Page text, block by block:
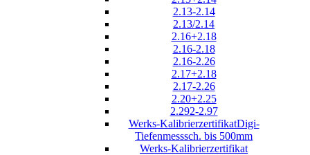
2.13-2.14
2.13/2.14
2.16+2.18
2.16-2.18
2.16-2.26
2.17+2.18
2.17-2.26
2.20+2.25
2.292-2.97
Werks-KalibrierzertifikatDigi-
Tiefenmesssch. bis 500mm
Werks-Kalibrierzertifikat